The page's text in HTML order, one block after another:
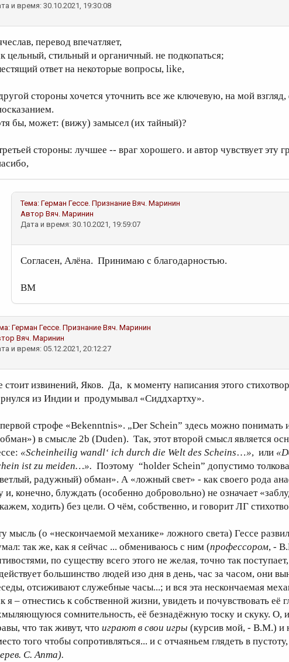
и время: 30.10.2021, 19:30:08
перевод впечатляет,
цельный, стильный и органичный. не подкопаться;
ответ на некоторые вопросы, like,
стороны хочется уточнить все же ключевую, на мой взгляд,
бы, может: (вижу) замысел (их тайный)?
стороны: лучшее -- враг хорошего. и автор чувствует эту
Тема: Герман Гессе. Признание Вяч. Маринин
Автор Вяч. Маринин
Дата и время: 30.10.2021, 19:59:07
Согласен, Алёна. Принимаю с благодарностью.
ВМ
Герман Гессе. Признание Вяч. Маринин
Вяч. Маринин
и время: 05.12.2021, 20:12:27
стоит извинений, Яков. Да, к моменту написания этого
из Индии и продумывал «Сиддхартху».
строфе «Bekenntnis». „Der Schein” здесь можно понимать
в смысле 2b (Duden). Так, этот второй смысл является
«Scheinheilig wandl‘ ich durch die Welt des Scheins…», или
ist zu meiden…». Поэтому “holder Schein” допустимо
радужный) обман». А «ложный свет» - как своего рода
и, конечно, блуждать (особенно добровольно) не означает
ходить) без цели. О чём, собственно, и говорит ЛГ
мысль (о «нескончаемой механике» ложного света) Гессе
так же, как я сейчас ... обмениваюсь с ним (профессором, -
по существу всего этого не желая, точно так
большинство людей изо дня в день, час за часом, они
отсиживают служебные часы...; и вся эта нескончаемая
я – отнестись к собственной жизни, увидеть и почувствовать её
сомнительность, её безнадёжную тоску и скуку. О,
что так живут, что играют в свои игры (курсив мой, - В.М.) и
того чтобы сопротивляться... и с отчаяньем глядеть в
С. Апта).